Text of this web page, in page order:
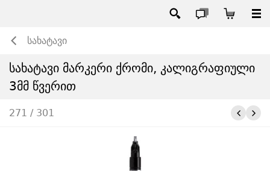
სახატავი
სახატავი მარკერი ქრომი, კალიგრაფიული
3მმ წვერით
271 / 301